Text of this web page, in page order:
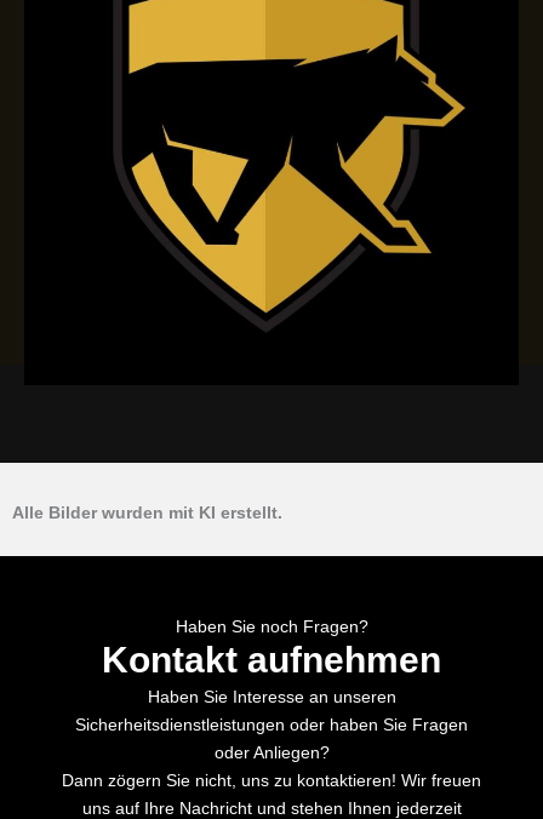
Alle Bilder wurden mit KI erstellt.
Haben Sie noch Fragen?
Kontakt aufnehmen
Haben Sie Interesse an unseren
Sicherheitsdienstleistungen oder haben Sie Fragen
oder Anliegen?
Dann zögern Sie nicht, uns zu kontaktieren! Wir freuen
uns auf Ihre Nachricht und stehen Ihnen jederzeit